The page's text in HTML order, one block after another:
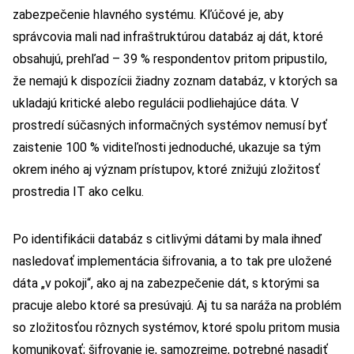
zabezpečenie hlavného systému. Kľúčové je, aby
správcovia mali nad infraštruktúrou databáz aj dát, ktoré
obsahujú, prehľad – 39 % respondentov pritom pripustilo,
že nemajú k dispozícii žiadny zoznam databáz, v ktorých sa
ukladajú kritické alebo regulácii podliehajúce dáta. V
prostredí súčasných informačných systémov nemusí byť
zaistenie 100 % viditeľnosti jednoduché, ukazuje sa tým
okrem iného aj význam prístupov, ktoré znižujú zložitosť
prostredia IT ako celku.
Po identifikácii databáz s citlivými dátami by mala ihneď
nasledovať implementácia šifrovania, a to tak pre uložené
dáta „v pokoji“, ako aj na zabezpečenie dát, s ktorými sa
pracuje alebo ktoré sa presúvajú. Aj tu sa naráža na problém
so zložitosťou rôznych systémov, ktoré spolu pritom musia
komunikovať; šifrovanie je, samozrejme, potrebné nasadiť